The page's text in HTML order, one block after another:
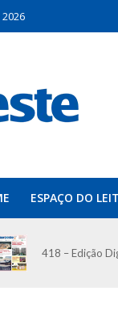
ESPAÇO DO
418 – Edição